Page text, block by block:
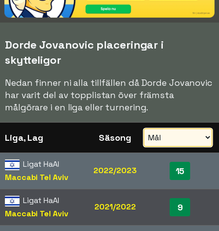
Dorde Jovanovic placeringar i
skytteligor
Nedan finner ni alla tillfällen då Dorde Jovanovic
har varit del av topplistan över främsta
målgörare i en liga eller turnering.
Liga, Lag Säsong
Ligat HaAl
Maccabi Tel Aviv
2022/2023 15
Ligat HaAl
Maccabi Tel Aviv
2021/2022 9